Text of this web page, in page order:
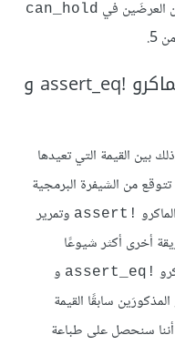
can_hold
اختبار المساواة باستخدام الماكرو assert_eq!‎ و
بين القيمة التي تعيدها
تتوقع من الشيفرة البرمجية
assert!‎ وتمرير
أخرى أكثر شيوعًا
assert_eq!‎ و
سابقًا القيمة
أننا سنحصل على طباعة